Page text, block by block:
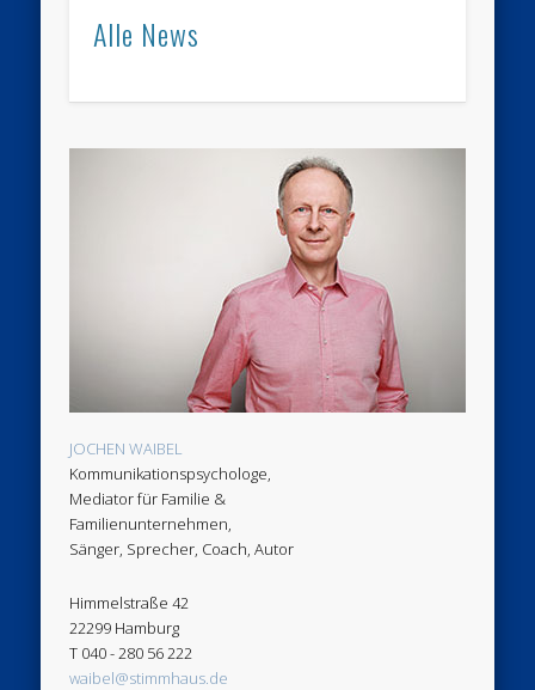
Alle News
JOCHEN WAIBEL
Kommunikationspsychologe,
Mediator für Familie &
Familienunternehmen,
Sänger, Sprecher, Coach, Autor
Himmelstraße 42
22299 Hamburg
T 040 - 280 56 222
waibel@stimmhaus.de